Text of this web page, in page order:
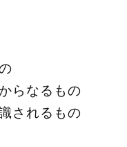
らなるもの
されるもの